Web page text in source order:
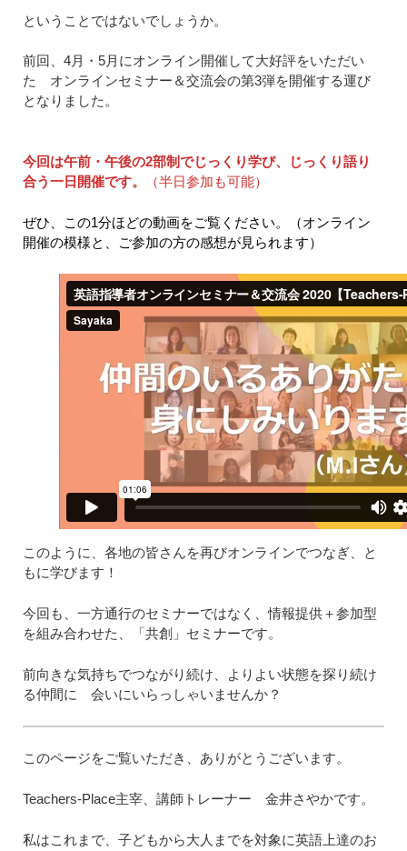
ということではないでしょうか。
前回、4月・5月にオンライン開催して大好評をいただい
た オンラインセミナー＆交流会の第3弾を開催する運び
となりました。
今回は午前・午後の2部制でじっくり学び、じっくり語り
合う一日開催です。
（半日参加も可能）
ぜひ、この1分ほどの動画をご覧ください。（オンライン
開催の模様と、ご参加の方の感想が見られます）
このように、各地の皆さんを再びオンラインでつなぎ、と
もに学びます！
今回も、一方通行のセミナーではなく、情報提供＋参加型
を組み合わせた、「共創」セミナーです。
前向きな気持ちでつながり続け、よりよい状態を探り続け
る仲間に 会いにいらっしゃいませんか？
このページをご覧いただき、ありがとうございます。
Teachers-Place主宰、講師トレーナー 金井さやかです。
私はこれまで、子どもから大人までを対象に英語上達のお